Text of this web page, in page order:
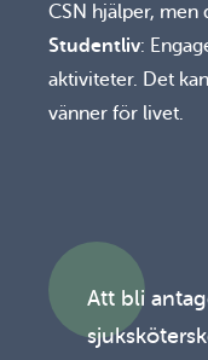
CSN hjälper, men
Studentliv:
aktiviteter. Det
vänner för livet.
Att bli